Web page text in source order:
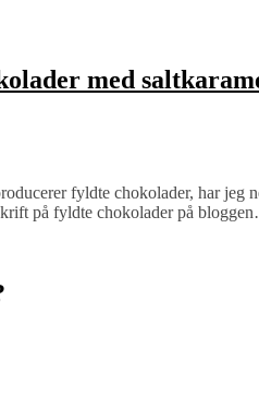
med
fyldte chokolader, har jeg
på fyldte chokolader på